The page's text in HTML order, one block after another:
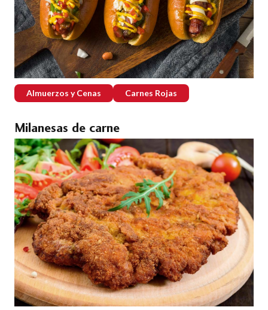
Almuerzos y Cenas Carnes Rojas
Milanesas de carne